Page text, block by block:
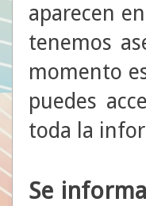
aparecen
tenemos
momento
puedes
toda la
Se